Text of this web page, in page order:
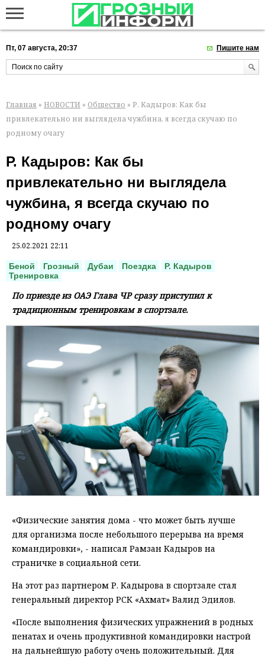
Пт, 07 августа, 20:37 Пишите нам
Главная » НОВОСТИ » Общество » Р. Кадыров: Как бы
привлекательно ни выглядела чужбина, я всегда скучаю по
родному очагу
Р. Кадыров: Как бы
привлекательно ни выглядела
чужбина, я всегда скучаю по
родному очагу
25.02.2021 22:11
Беной Грозный Дубаи Поездка
Р. Кадыров
Тренировка
По приезде из ОАЭ Глава ЧР сразу приступил к
традиционным тренировкам в спортзале.
«Физические занятия дома - что может быть лучше
для организма после небольшого перерыва на время
командировки», - написал Рамзан Кадыров на
страничке в социальной сети.
На этот раз партнером Р. Кадырова в спортзале стал
генеральный директор РСК «Ахмат» Валид Эдилов.
«После выполнения физических упражнений в родных
пенатах и очень продуктивной командировки настрой
на дальнейшую работу очень положительный. Для